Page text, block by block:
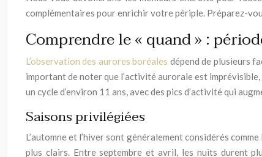
complémentaires pour enrichir votre périple. Préparez-
Comprendre le « quand » :
L’observation des aurores boréales dépend de plusieurs
important de noter que l’activité aurorale est imprévisible,
un cycle d’environ 11 ans, avec des pics d’activité qui
Saisons privilégiées
L’automne et l’hiver sont généralement considérés
plus clairs. Entre septembre et avril, les nuits durent